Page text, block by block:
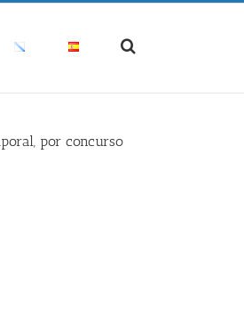
por concurso